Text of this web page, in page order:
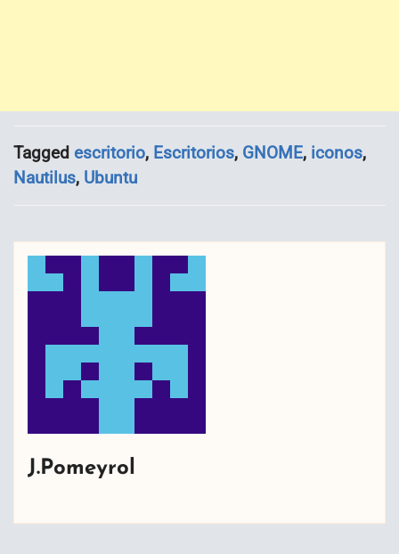
Tagged escritorio, Escritorios, GNOME, iconos,
Nautilus, Ubuntu
J.Pomeyrol